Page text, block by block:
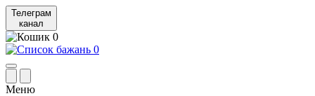
Телеграм
канал
0
0
Меню